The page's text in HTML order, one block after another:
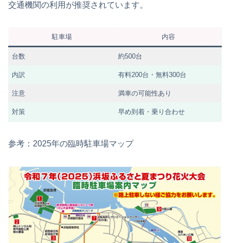
交通機関の利用が推奨されています。
駐車場 内容
台数 約500台
内訳 有料200台・無料300台
注意 満車の可能性あり
対策 早め到着・乗り合わせ
参考：2025年の臨時駐車場マップ